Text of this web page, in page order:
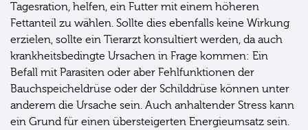
Tagesration, helfen, ein Futter mit einem höheren
Fettanteil zu wählen. Sollte dies ebenfalls keine Wirkung
erzielen, sollte ein Tierarzt konsultiert werden, da auch
krankheitsbedingte Ursachen in Frage kommen: Ein
Befall mit Parasiten oder aber Fehlfunktionen der
Bauchspeicheldrüse oder der Schilddrüse können unter
anderem die Ursache sein. Auch anhaltender Stress kann
ein Grund für einen übersteigerten Energieumsatz sein.